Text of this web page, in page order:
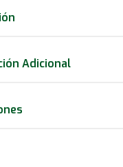
Adicional